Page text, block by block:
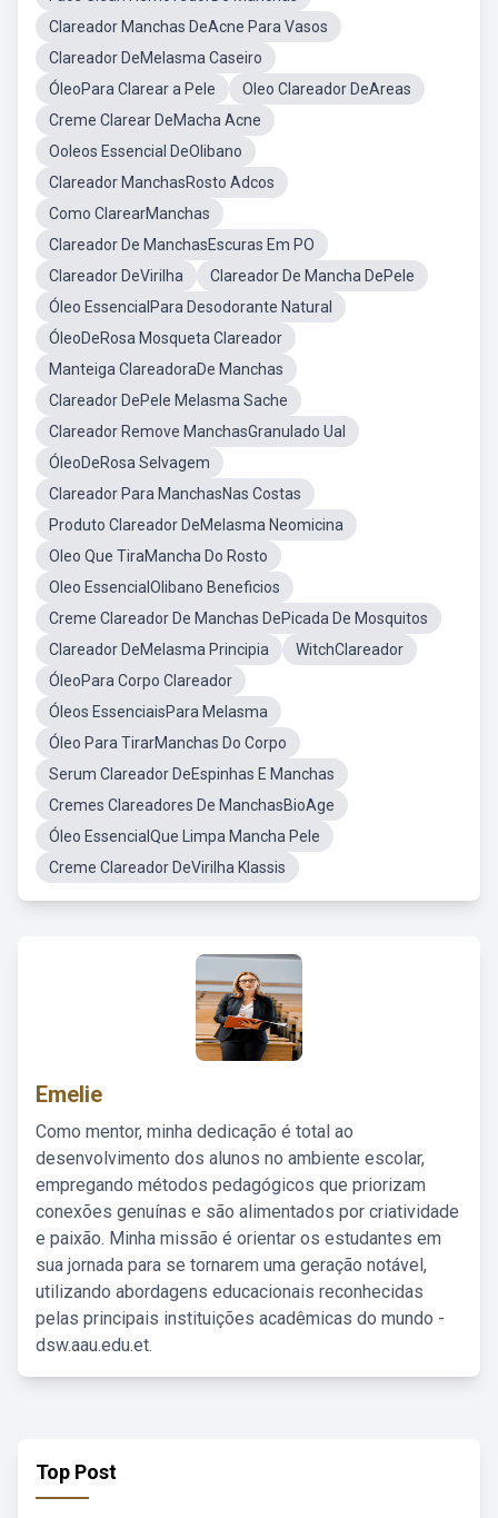
Clareador Manchas DeAcne Para Vasos
Clareador DeMelasma Caseiro
ÓleoPara Clarear a Pele
Oleo Clareador DeAreas
Creme Clarear DeMacha Acne
Ooleos Essencial DeOlibano
Clareador ManchasRosto Adcos
Como ClarearManchas
Clareador De ManchasEscuras Em PO
Clareador DeVirilha
Clareador De Mancha DePele
Óleo EssencialPara Desodorante Natural
ÓleoDeRosa Mosqueta Clareador
Manteiga ClareadoraDe Manchas
Clareador DePele Melasma Sache
Clareador Remove ManchasGranulado Ual
ÓleoDeRosa Selvagem
Clareador Para ManchasNas Costas
Produto Clareador DeMelasma Neomicina
Oleo Que TiraMancha Do Rosto
Oleo EssencialOlibano Beneficios
Creme Clareador De Manchas DePicada De Mosquitos
Clareador DeMelasma Principia
WitchClareador
ÓleoPara Corpo Clareador
Óleos EssenciaisPara Melasma
Óleo Para TirarManchas Do Corpo
Serum Clareador DeEspinhas E Manchas
Cremes Clareadores De ManchasBioAge
Óleo EssencialQue Limpa Mancha Pele
Creme Clareador DeVirilha Klassis
Emelie
Como mentor, minha dedicação é total ao
desenvolvimento dos alunos no ambiente escolar,
empregando métodos pedagógicos que priorizam
conexões genuínas e são alimentados por criatividade
e paixão. Minha missão é orientar os estudantes em
sua jornada para se tornarem uma geração notável,
utilizando abordagens educacionais reconhecidas
pelas principais instituições acadêmicas do mundo -
dsw.aau.edu.et.
Top Post